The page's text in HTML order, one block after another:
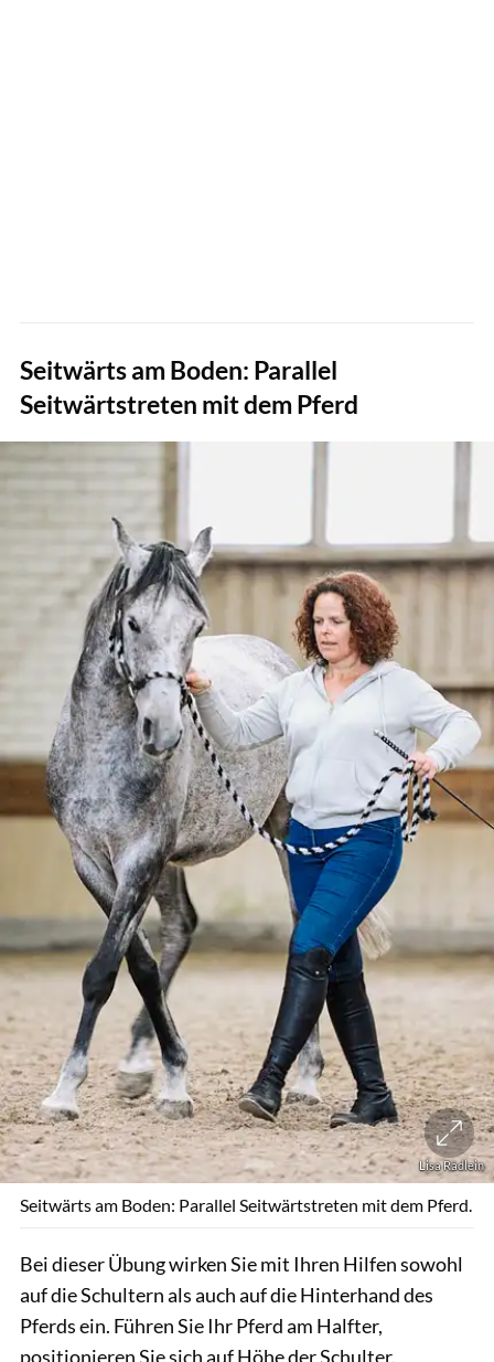
Seitwärts am Boden: Parallel
Seitwärtstreten mit dem Pferd
Lisa Rädlein
Seitwärts am Boden: Parallel Seitwärtstreten mit dem Pferd.
Bei dieser Übung wirken Sie mit Ihren Hilfen sowohl
auf die Schultern als auch auf die Hinterhand des
Pferds ein. Führen Sie Ihr Pferd am Halfter,
positionieren Sie sich auf Höhe der Schulter.